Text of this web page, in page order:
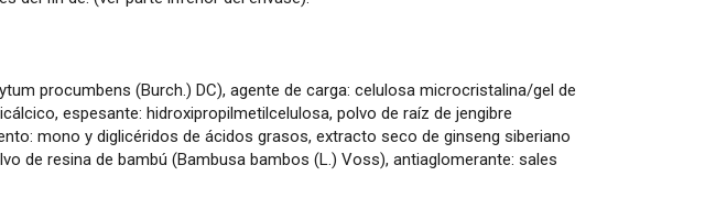
procumbens (Burch.) DC), agente de carga: celulosa microcristalina/gel de
espesante: hidroxipropilmetilcelulosa, polvo de raíz de jengibre
mono y diglicéridos de ácidos grasos, extracto seco de ginseng siberiano
de resina de bambú (Bambusa bambos (L.) Voss), antiaglomerante: sales